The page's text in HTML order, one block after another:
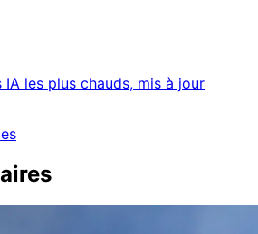
les plus chauds, mis à jour